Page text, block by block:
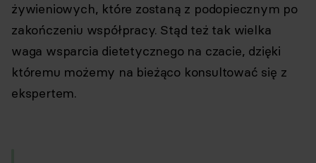
żywieniowych, które zostaną z podopiecznym po
zakończeniu współpracy. Stąd też tak wielka
waga wsparcia dietetycznego na czacie, dzięki
któremu możemy na bieżąco konsultować się z
ekspertem.